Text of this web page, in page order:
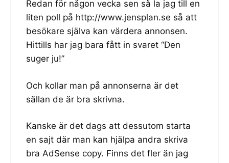
Redan för någon vecka sen så la jag till en
liten poll på http://www.jensplan.se så att
besökare själva kan värdera annonsen.
Hittills har jag bara fått in svaret “Den
suger ju!”
Och kollar man på annonserna är det
sällan de är bra skrivna.
Kanske är det dags att dessutom starta
en sajt där man kan hjälpa andra skriva
bra AdSense copy. Finns det fler än jag